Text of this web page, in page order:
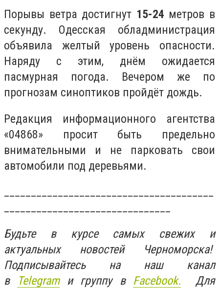
Порывы ветра достигнут 15-24 метров в
секунду. Одесская обладминистрация
объявила желтый уровень опасности.
Наряду с этим, днём ожидается
пасмурная погода. Вечером же по
прогнозам синоптиков пройдёт дождь.
Редакция информационного агентства
«04868» просит быть предельно
внимательными и не парковать свои
автомобили под деревьями.
Будьте в курсе самых свежих и
актуальных новостей Черноморска!
Подписывайтесь на наш канал
в
Telegramи группу в Facebook. Для